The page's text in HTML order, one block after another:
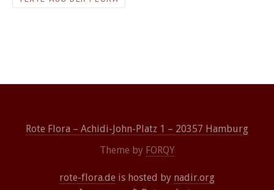
Rote Flora – Achidi-John-Platz 1 – 20357 Hamburg
Theme by FORQY
rote-flora.de is hosted by nadir.org